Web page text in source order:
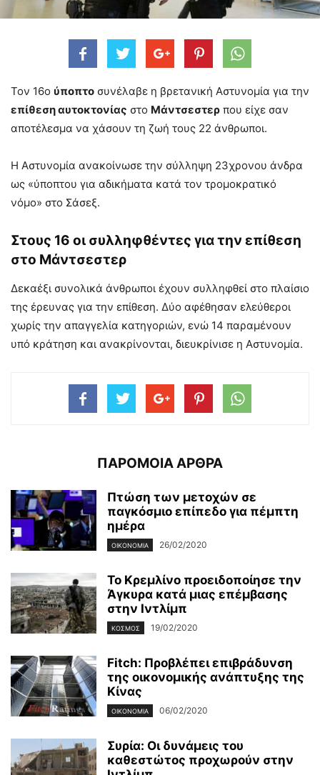
Τον 16ο ύποπτο συνέλαβε η βρετανική Αστυνομία για την
επίθεση αυτοκτονίας στο Μάντσεστερ που είχε σαν
αποτέλεσμα να χάσουν τη ζωή τους 22 άνθρωποι.
Η Αστυνομία ανακοίνωσε την σύλληψη 23χρονου άνδρα
ως «ύποπτου για αδικήματα κατά τον τρομοκρατικό
νόμο» στο Σάσεξ.
Στους 16 οι συλληφθέντες για την επίθεση
στο Μάντσεστερ
Δεκαέξι συνολικά άνθρωποι έχουν συλληφθεί στο πλαίσιο
της έρευνας για την επίθεση. Δύο αφέθησαν ελεύθεροι
χωρίς την απαγγελία κατηγοριών, ενώ 14 παραμένουν
υπό κράτηση και ανακρίνονται, διευκρίνισε η Αστυνομία.
ΠΑΡΟΜΟΙΑ ΑΡΘΡΑ
Πτώση των μετοχών σε
παγκόσμιο επίπεδο για πέμπτη
ημέρα
ΟΙΚΟΝΟΜΊΑ 26/02/2020
Το Κρεμλίνο προειδοποίησε την
Άγκυρα κατά μιας επέμβασης
στην Ιντλίμπ
ΚΌΣΜΟΣ 19/02/2020
Fitch: Προβλέπει επιβράδυνση
της οικονομικής ανάπτυξης της
Κίνας
ΟΙΚΟΝΟΜΊΑ 06/02/2020
Συρία: Οι δυνάμεις του
καθεστώτος προχωρούν στην